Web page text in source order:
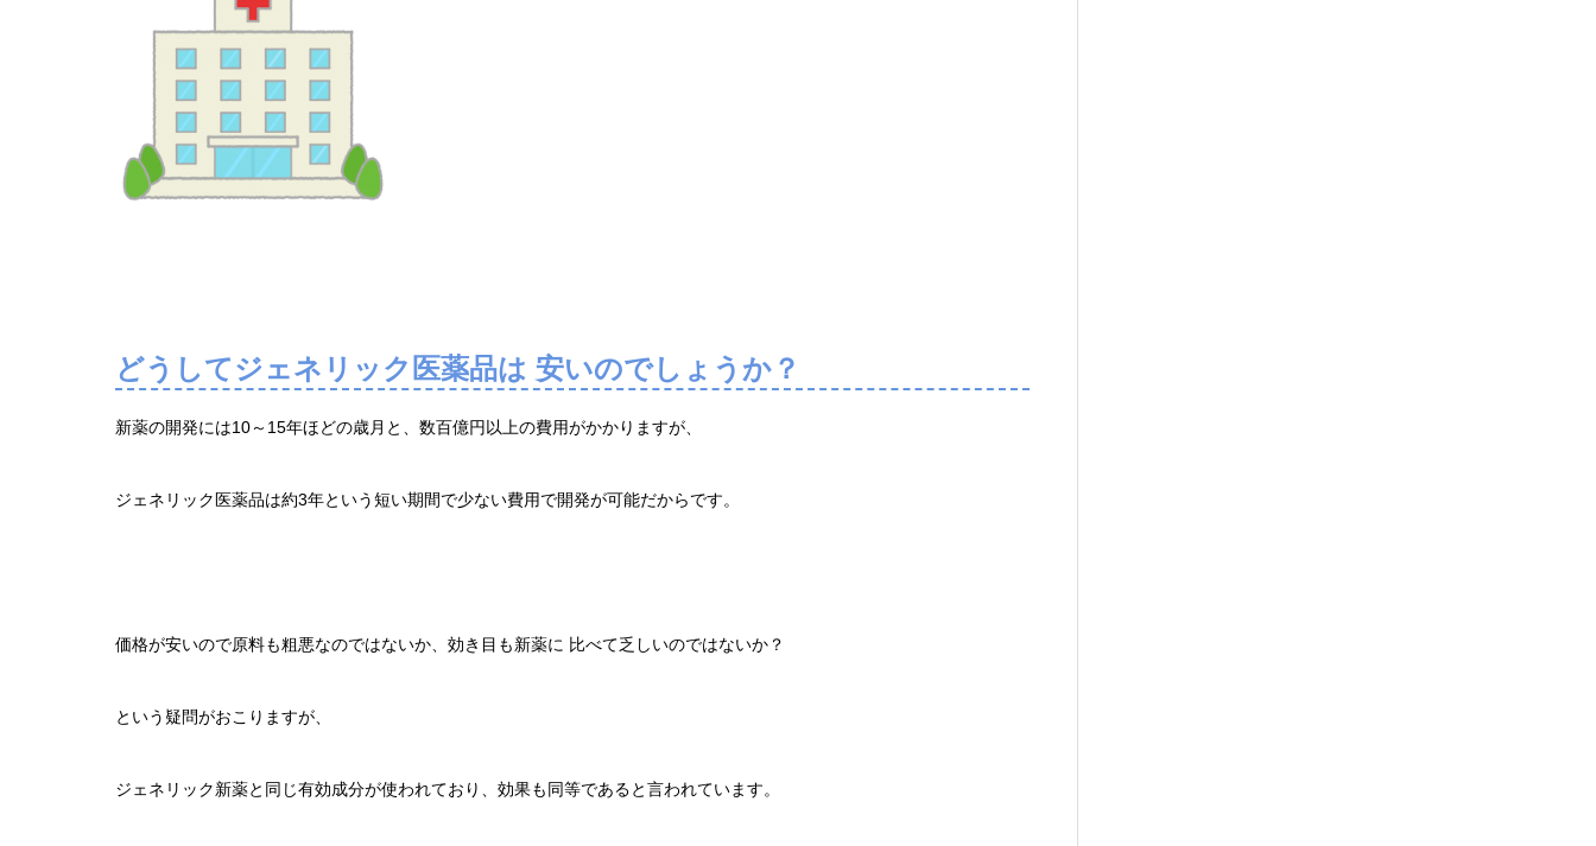
どうしてジェネリック医薬品は 安いのでしょうか？
新薬の開発には10～15年ほどの歳月と、数百億円以上の費用がかかりますが、
ジェネリック医薬品は約3年という短い期間で少ない費用で開発が可能だからです。
価格が安いので原料も粗悪なのではないか、効き目も新薬に 比べて乏しいのではないか？
という疑問がおこりますが、
ジェネリック新薬と同じ有効成分が使われており、効果も同等であると言われています。